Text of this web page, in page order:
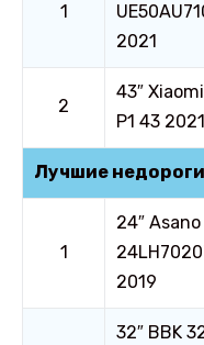
1
2021
2
43″
P1 43 2021
Лучшие
1
24″ Asano
2019
32″ BBK